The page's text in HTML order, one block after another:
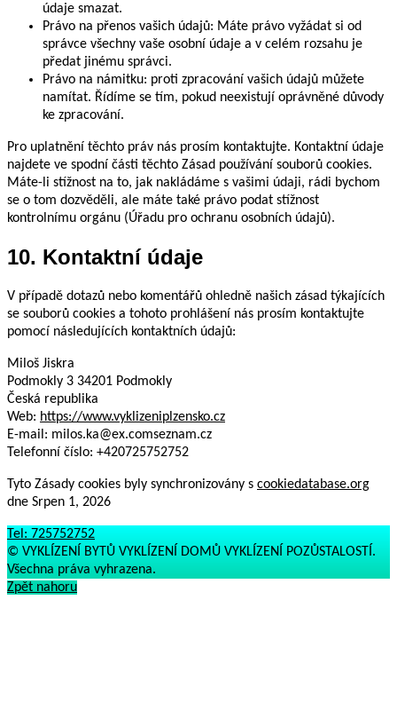
údaje smazat.
Právo na přenos vašich údajů: Máte právo vyžádat si od
správce všechny vaše osobní údaje a v celém rozsahu je
předat jinému správci.
Právo na námitku: proti zpracování vašich údajů můžete
namítat. Řídíme se tím, pokud neexistují oprávněné důvody
ke zpracování.
Pro uplatnění těchto práv nás prosím kontaktujte. Kontaktní údaje
najdete ve spodní části těchto Zásad používání souborů cookies.
Máte-li stížnost na to, jak nakládáme s vašimi údaji, rádi bychom
se o tom dozvěděli, ale máte také právo podat stížnost
kontrolnímu orgánu (Úřadu pro ochranu osobních údajů).
10. Kontaktní údaje
V případě dotazů nebo komentářů ohledně našich zásad týkajících
se souborů cookies a tohoto prohlášení nás prosím kontaktujte
pomocí následujících kontaktních údajů:
Miloš Jiskra
Podmokly 3 34201 Podmokly
Česká republika
Web: https://www.vyklizeniplzensko.cz
E-mail: milos.ka@ex.comseznam.cz
Telefonní číslo: +420725752752
Tyto Zásady cookies byly synchronizovány s cookiedatabase.org
dne Srpen 1, 2026
Tel: 725752752
© VYKLÍZENÍ BYTŮ VYKLÍZENÍ DOMŮ VYKLÍZENÍ POZŮSTALOSTÍ.
Všechna práva vyhrazena.
Zpět nahoru